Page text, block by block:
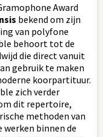
Award
bekend om zijn
van polyfone
behoort tot de
die direct vanuit
gebruik te maken
koorpartituur.
zich verder
dit repertoire,
methoden van
binnen de